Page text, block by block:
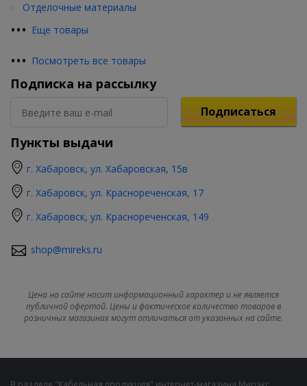
••• Еще товары
Отделочные материалы
••• Посмотреть все товары
Подписка на рассылку
Подписаться
Пункты выдачи
г. Хабаровск, ул. Хабаровская, 15в
г. Хабаровск, ул. Краснореченская, 17
г. Хабаровск, ул. Краснореченская, 149
shop@mireks.ru
Цена на сайте носит информационный характер и не является
публичной офертой. Цены и фактическое количество товаров в
розничных магазинах могут отличаться от указанных на сайте.